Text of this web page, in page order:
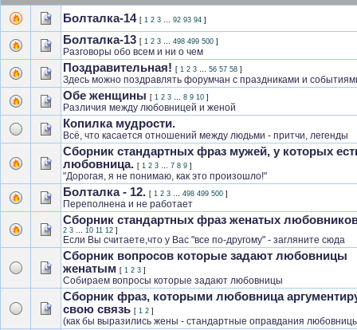
Болталка-14 [ 1 2 3 … 92 93 94 ]
Болталка-13 [ 1 2 3 … 498 499 500 ]
Разговоры обо всем и ни о чем
Поздравительная! [ 1 2 3 … 56 57 58 ]
Здесь можно поздравлять форумчан с праздниками и
Обе женщины [ 1 2 3 … 8 9 10 ]
Различия между любовницей и женой
Копилка мудрости.
Всё, что касается отношений между людьми - притчи, легенды
Сборник стандартных фраз мужей, у которых
любовница. [ 1 2 3 … 7 8 9 ]
"Дорогая, я не понимаю, как это произошло!"
Болталка - 12. [ 1 2 3 … 498 499 500 ]
Переполнена и не работает
Сборник стандартных фраз женатых
2 3 … 10 11 12 ]
Если Вы считаете,что у Вас "все по-другому" - загляните сюда
Сборник вопросов которые задают любовницы
женатым [ 1 2 3 ]
Собираем вопросы которые задают любовницы
Сборник фраз, которыми любовница
свою связь [ 1 2 ]
(как бы выразились жены - стандартные оправдания